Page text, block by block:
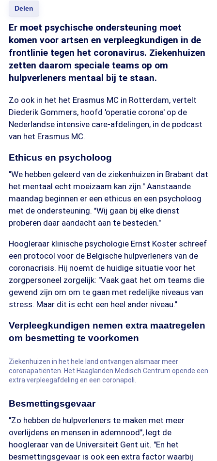
Delen
Er moet psychische ondersteuning moet
komen voor artsen en verpleegkundigen in de
frontlinie tegen het coronavirus. Ziekenhuizen
zetten daarom speciale teams op om
hulpverleners mentaal bij te staan.
Zo ook in het het Erasmus MC in Rotterdam, vertelt
Diederik Gommers, hoofd 'operatie corona' op de
Nederlandse intensive care-afdelingen, in de podcast
van het Erasmus MC.
Ethicus en psycholoog
"We hebben geleerd van de ziekenhuizen in Brabant dat
het mentaal echt moeizaam kan zijn." Aanstaande
maandag beginnen er een ethicus en een psycholoog
met de ondersteuning. "Wij gaan bij elke dienst
proberen daar aandacht aan te besteden."
Hoogleraar klinische psychologie Ernst Koster schreef
een protocol voor de Belgische hulpverleners van de
coronacrisis. Hij noemt de huidige situatie voor het
zorgpersoneel zorgelijk: "Vaak gaat het om teams die
gewend zijn om om te gaan met redelijke niveaus van
stress. Maar dit is echt een heel ander niveau."
Verpleegkundigen nemen extra maatregelen
om besmetting te voorkomen
Ziekenhuizen in het hele land ontvangen alsmaar meer
coronapatiënten. Het Haaglanden Medisch Centrum opende een
extra verpleegafdeling en een coronapoli.
Besmettingsgevaar
"Zo hebben de hulpverleners te maken met meer
overlijdens en mensen in ademnood", legt de
hoogleraar van de Universiteit Gent uit. "En het
besmettingsgevaar is ook een extra factor waarbij